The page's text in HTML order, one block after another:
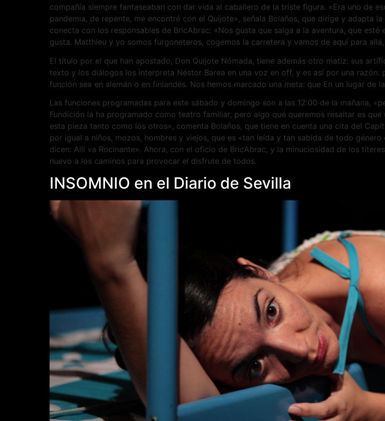
compañía siempre fantaseaban con dar vida al caballero de la triste figura. «Era uno de
pandemia, de repente, me encontré con el Quijote», señala Bolaños, que dirige y adapta
conecta con los responsables de BricAbrac: «Nos gusta que salga a la aventura, que
gusta. Matthieu y yo somos furgoneteros, cogemos la carretera y vamos de aquí para
El título por el que han apostado, Don Quijote Nómada, tiene además otro matiz: sus
texto y los diálogos los interpreta Néstor Barea en una voz en off, y es así por una razón:
función sea en alemán o en finlandés. Nos hemos marcado una meta: que En un lugar de
Las funciones programadas para este sábado y domingo son a las 12:00 de la mañana,
Fundición la ha programado como teatro familiar, pero algo que queremos resaltar es
esta pieza tanto como los otros», comenta Bolaños, que tiene en cuenta una cita del
por igual a niños, mozos, hombres y viejos, que es «tan leída y tan sabida de todo
dicen: Allí va Rocinante». Ahora, con el oficio de BricAbrac, y la minuciosidad de los
nuevo a los caminos para provocar el disfrute de todos.
INSOMNIO en el Diario de Sevilla